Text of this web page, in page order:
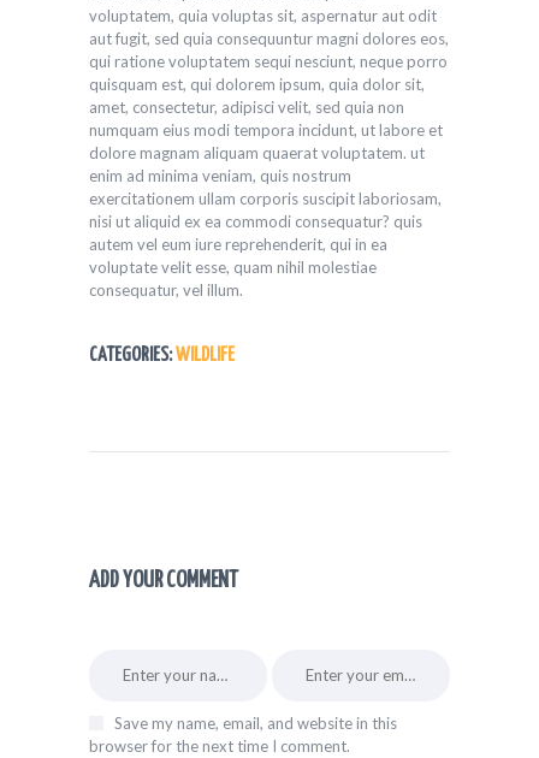
voluptatem, quia voluptas sit, aspernatur aut odit
aut fugit, sed quia consequuntur magni dolores eos,
qui ratione voluptatem sequi nesciunt, neque porro
quisquam est, qui dolorem ipsum, quia dolor sit,
amet, consectetur, adipisci velit, sed quia non
numquam eius modi tempora incidunt, ut labore et
dolore magnam aliquam quaerat voluptatem. ut
enim ad minima veniam, quis nostrum
exercitationem ullam corporis suscipit laboriosam,
nisi ut aliquid ex ea commodi consequatur? quis
autem vel eum iure reprehenderit, qui in ea
voluptate velit esse, quam nihil molestiae
consequatur, vel illum.
CATEGORIES:WILDLIFE
ADD YOUR COMMENT
Save my name, email, and website in this
browser for the next time I comment.